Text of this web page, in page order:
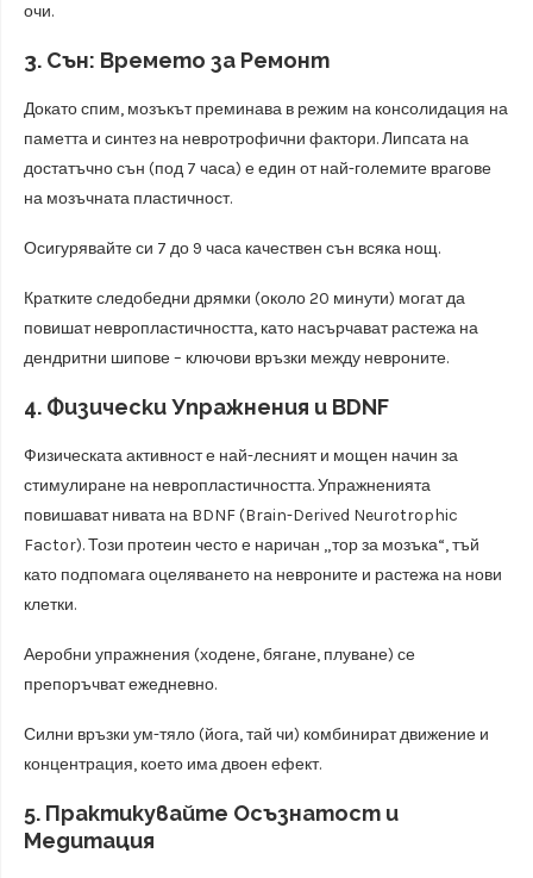
очи.
3. Сън: Времето за Ремонт
Докато спим, мозъкът преминава в режим на консолидация на
паметта и синтез на невротрофични фактори. Липсата на
достатъчно сън (под 7 часа) е един от най-големите врагове
на мозъчната пластичност.
Осигурявайте си 7 до 9 часа качествен сън всяка нощ.
Кратките следобедни дрямки (около 20 минути) могат да
повишат невропластичността, като насърчават растежа на
дендритни шипове – ключови връзки между невроните.
4. Физически Упражнения и BDNF
Физическата активност е най-лесният и мощен начин за
стимулиране на невропластичността. Упражненията
повишават нивата на BDNF (Brain-Derived Neurotrophic
Factor). Този протеин често е наричан „тор за мозъка“, тъй
като подпомага оцеляването на невроните и растежа на нови
клетки.
Аеробни упражнения (ходене, бягане, плуване) се
препоръчват ежедневно.
Силни връзки ум-тяло (йога, тай чи) комбинират движение и
концентрация, което има двоен ефект.
5. Практикувайте Осъзнатост и
Медитация